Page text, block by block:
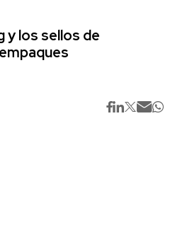
y los sellos de